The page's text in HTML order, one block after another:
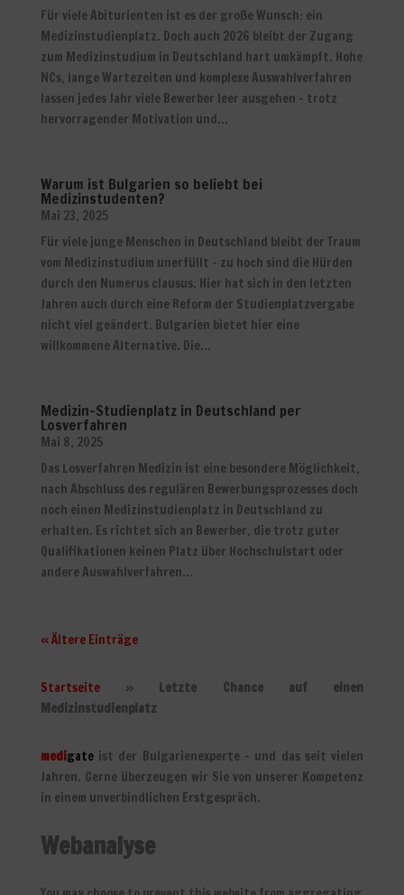
Für viele Abiturienten ist es der große Wunsch: ein
Medizinstudienplatz. Doch auch 2026 bleibt der Zugang
zum Medizinstudium in Deutschland hart umkämpft. Hohe
NCs, lange Wartezeiten und komplexe Auswahlverfahren
lassen jedes Jahr viele Bewerber leer ausgehen – trotz
hervorragender Motivation und...
Warum ist Bulgarien so beliebt bei
Medizinstudenten?
Mai 23, 2025
Für viele junge Menschen in Deutschland bleibt der Traum
vom Medizinstudium unerfüllt – zu hoch sind die Hürden
durch den Numerus clausus. Hier hat sich in den letzten
Jahren auch durch eine Reform der Studienplatzvergabe
nicht viel geändert. Bulgarien bietet hier eine
willkommene Alternative. Die...
Medizin-Studienplatz in Deutschland per
Losverfahren
Mai 8, 2025
Das Losverfahren Medizin ist eine besondere Möglichkeit,
nach Abschluss des regulären Bewerbungsprozesses doch
noch einen Medizinstudienplatz in Deutschland zu
erhalten. Es richtet sich an Bewerber, die trotz guter
Qualifikationen keinen Platz über Hochschulstart oder
andere Auswahlverfahren...
« Ältere Einträge
Startseite» Letzte Chance auf einen
Medizinstudienplatz
medigateist der Bulgarienexperte – und das seit vielen
Jahren. Gerne überzeugen wir Sie von unserer Kompetenz
in einem unverbindlichen Erstgespräch.
Webanalyse